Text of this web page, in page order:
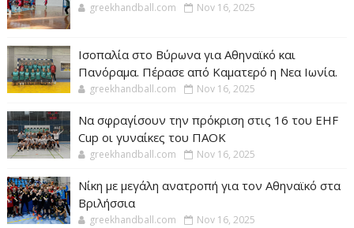
greekhandball.com Nov 16, 2025
Ισοπαλία στο Βύρωνα για Αθηναϊκό και
Πανόραμα. Πέρασε από Καματερό η Νεα Ιωνία.
greekhandball.com Nov 16, 2025
Να σφραγίσουν την πρόκριση στις 16 του EHF
Cup οι γυναίκες του ΠΑΟΚ
greekhandball.com Nov 16, 2025
Νίκη με μεγάλη ανατροπή για τον Αθηναϊκό στα
Βριλήσσια
greekhandball.com Nov 16, 2025